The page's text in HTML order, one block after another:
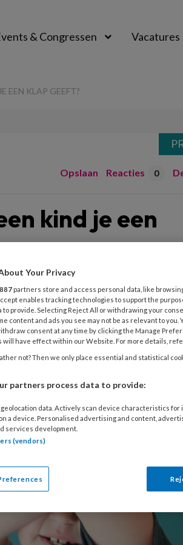
& Congressen Vacatures
EEN KLAP GEEFT?
Opslaan Reacties 0
kind je een
in een flinke woedeaanval.
rustig te praten. Toch lijkt dit
Hij wordt nog bozer en
vol in je gezicht. Je ogen
maar ook van schrik. Wat zou jij
Your Privacy
887 partners store and access personal data, like
enables tracking technologies to support the
to provide. Selecting Reject All or withdrawing your
content and ads you see may not be as relevant to
consent at any time by clicking the Manage
will have effect within our Website. For more details,
not? Then we only place essential and statistical
partners process data to provide:
data. Actively scan device characteristics for
a device. Personalised advertising and content,
services development.
(vendors)